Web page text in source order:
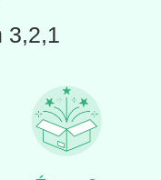
3,2,1